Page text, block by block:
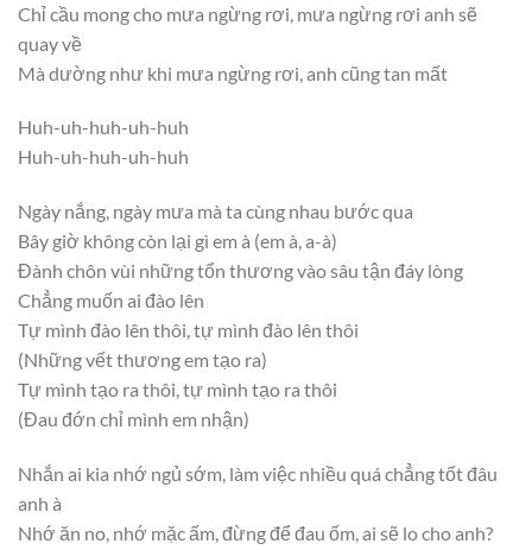
Chỉ cầu mong cho mưa ngừng rơi, mưa ngừng rơi anh sẽ
quay về
Mà dường như khi mưa ngừng rơi, anh cũng tan mất
Huh-uh-huh-uh-huh
Huh-uh-huh-uh-huh
Ngày nắng, ngày mưa mà ta cùng nhau bước qua
Bây giờ không còn lại gì em à (em à, a-à)
Đành chôn vùi những tổn thương vào sâu tận đáy lòng
Chẳng muốn ai đào lên
Tự mình đào lên thôi, tự mình đào lên thôi
(Những vết thương em tạo ra)
Tự mình tạo ra thôi, tự mình tạo ra thôi
(Đau đớn chỉ mình em nhận)
Nhắn ai kia nhớ ngủ sớm, làm việc nhiều quá chẳng tốt đâu
anh à
Nhớ ăn no, nhớ mặc ấm, đừng để đau ốm, ai sẽ lo cho anh?